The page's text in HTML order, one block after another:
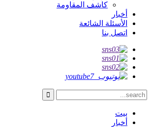
كاشف المقاومة
أخبار
الأسئلة الشائعة
اتصل بنا
بيت
أخبار